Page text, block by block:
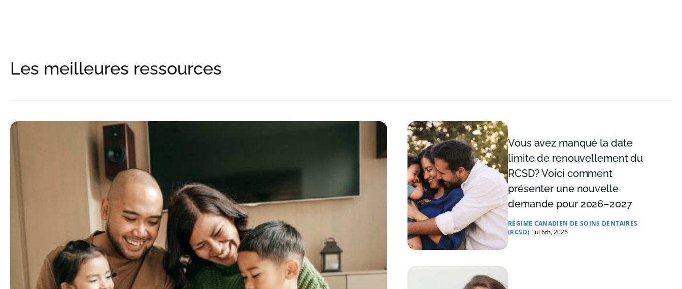
Les meilleures ressources
Vous avez manqué la date
limite de renouvellement du
RCSD? Voici comment
présenter une nouvelle
demande pour 2026–2027
RÉGIME CANADIEN DE SOINS DENTAIRES
(RCSD) Jul 6th, 2026